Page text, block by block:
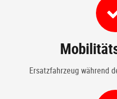
Ersatzfahrzeug während